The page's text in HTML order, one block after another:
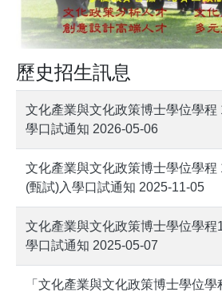
歷史招生訊息
文化產業與文化政策博士學位學程
學口試通知 2026-05-06
文化產業與文化政策博士學位學程
(甄試)入學口試通知 2025-11-05
文化產業與文化政策博士學位學程
學口試通知 2025-05-07
「文化產業與文化政策博士學位